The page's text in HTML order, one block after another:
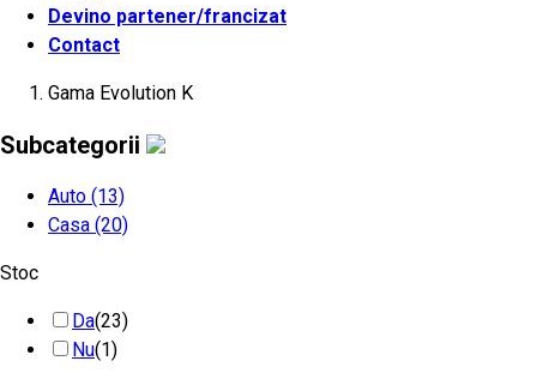
Devino partener/francizat
Contact
Gama Evolution K
Subcategorii
Auto (13)
Casa (20)
Stoc
Da(23)
Nu(1)